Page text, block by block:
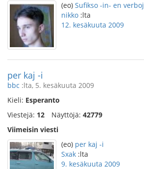
(eo) Sufikso -in- en verboj
nikko :lta
12. kesäkuuta 2009
per kaj -i
bbc :lta, 5. kesäkuuta 2009
Kieli: Esperanto
Viestejä: 12 Näyttöjä: 42779
Viimeisin viesti
(eo) per kaj -i
Sxak :lta
9. kesäkuuta 2009